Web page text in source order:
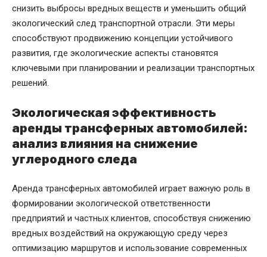
снизить выбросы вредных веществ и уменьшить общий
экологический след транспортной отрасли. Эти меры
способствуют продвижению концепции устойчивого
развития, где экологические аспекты становятся
ключевыми при планировании и реализации транспортных
решений.
Экологическая эффективность
аренды трансферных автомобилей:
анализ влияния на снижение
углеродного следа
Аренда трансферных автомобилей играет важную роль в
формировании экологической ответственности
предприятий и частных клиентов, способствуя снижению
вредных воздействий на окружающую среду через
оптимизацию маршрутов и использование современных